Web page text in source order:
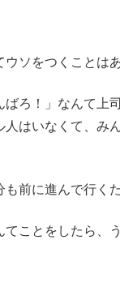
ソをつくことは
ろ！」なんて上
人はいなくて、み
前に進んで行く
ことをしたら、